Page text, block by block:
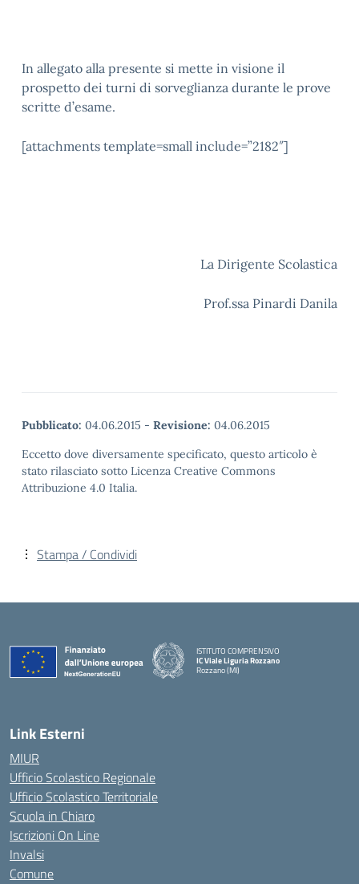
In allegato alla presente si mette in visione il
prospetto dei turni di sorveglianza durante le prove
scritte d’esame.
[attachments template=small include=”2182″]
La Dirigente Scolastica
Prof.ssa Pinardi Danila
Pubblicato: 04.06.2015 - Revisione: 04.06.2015
Eccetto dove diversamente specificato, questo articolo è
stato rilasciato sotto Licenza Creative Commons
Attribuzione 4.0 Italia.
Stampa / Condividi
ISTITUTO COMPRENSIVO
IC Viale Liguria Rozzano
Rozzano (MI)
Link Esterni
MIUR
Ufficio Scolastico Regionale
Ufficio Scolastico Territoriale
Scuola in Chiaro
Iscrizioni On Line
Invalsi
Comune